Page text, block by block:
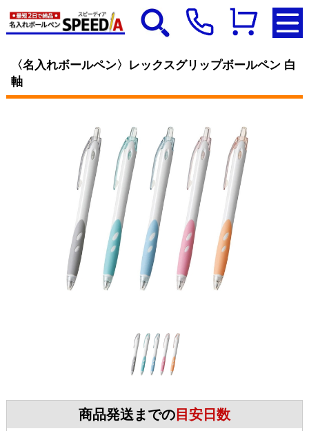
〈名入れボールペン〉レックスグリップボールペン 白
軸
商品発送までの 目安日数